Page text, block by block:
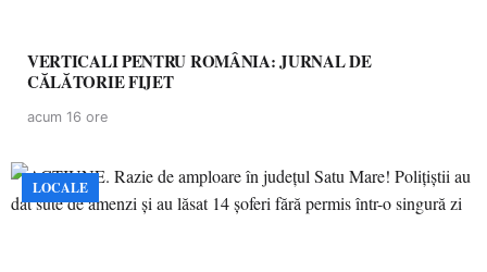
VERTICALI PENTRU ROMÂNIA: JURNAL DE
CĂLĂTORIE FIJET
acum 16 ore
LOCALE